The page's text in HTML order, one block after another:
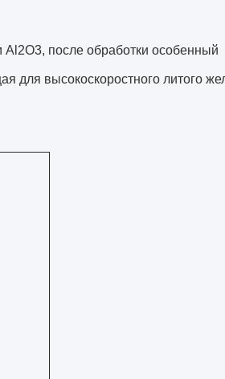
после обработки особенный
для высокоскоростного литого